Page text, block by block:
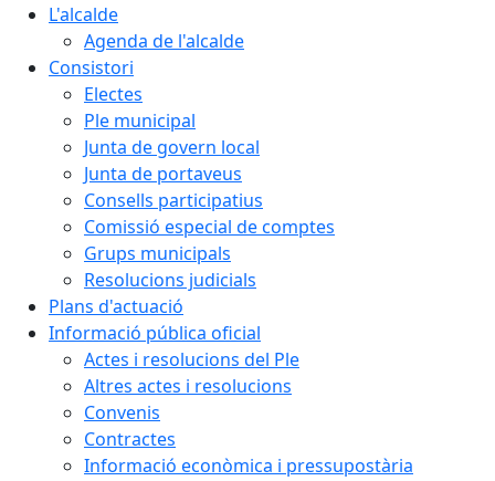
L'alcalde
Agenda de l'alcalde
Consistori
Electes
Ple municipal
Junta de govern local
Junta de portaveus
Consells participatius
Comissió especial de comptes
Grups municipals
Resolucions judicials
Plans d'actuació
Informació pública oficial
Actes i resolucions del Ple
Altres actes i resolucions
Convenis
Contractes
Informació econòmica i pressupostària